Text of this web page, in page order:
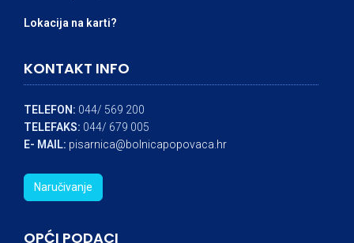
Lokacija na karti?
KONTAKT INFO
TELEFON: 044/ 569 200
TELEFAKS: 044/ 679 005
E- MAIL: pisarnica@bolnicapopovaca.hr
Naručivanje
OPĆI PODACI